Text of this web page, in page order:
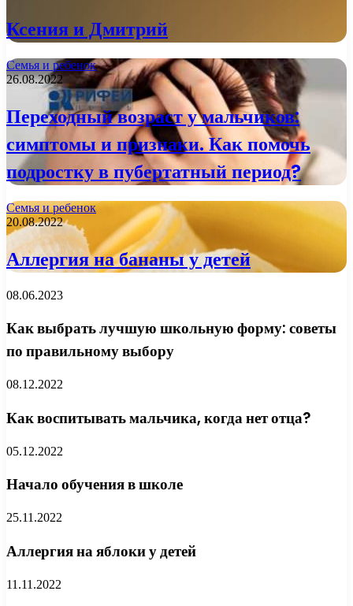
Ксения и Дмитрий
Семья и ребенок
26.08.2022
Переходный возраст у мальчиков:
симптомы и признаки. Как помочь
подростку в пубертатный период?
Семья и ребенок
20.08.2022
Аллергия на бананы у детей
08.06.2023
Как выбрать лучшую школьную форму: советы
по правильному выбору
08.12.2022
Как воспитывать мальчика, когда нет отца?
05.12.2022
Начало обучения в школе
25.11.2022
Аллергия на яблоки у детей
11.11.2022